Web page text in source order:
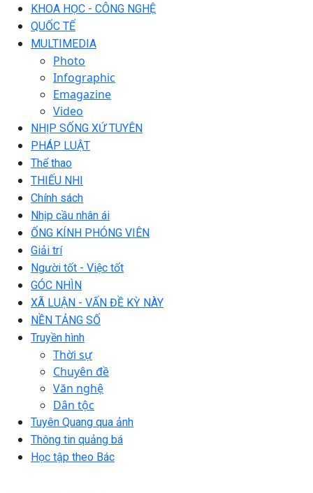
KHOA HỌC - CÔNG NGHỆ
QUỐC TẾ
MULTIMEDIA
Photo
Infographic
Emagazine
Video
NHỊP SỐNG XỨ TUYÊN
PHÁP LUẬT
Thể thao
THIẾU NHI
Chính sách
Nhịp cầu nhân ái
ỐNG KÍNH PHÓNG VIÊN
Giải trí
Người tốt - Việc tốt
GÓC NHÌN
XÃ LUẬN - VẤN ĐỀ KỲ NÀY
NỀN TẢNG SỐ
Truyền hình
Thời sự
Chuyên đề
Văn nghệ
Dân tộc
Tuyên Quang qua ảnh
Thông tin quảng bá
Học tập theo Bác